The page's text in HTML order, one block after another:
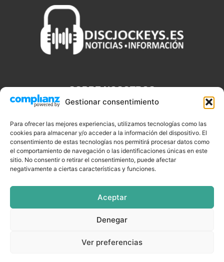
Gestionar consentimiento
Para ofrecer las mejores experiencias, utilizamos tecnologías como las
cookies para almacenar y/o acceder a la información del dispositivo. El
consentimiento de estas tecnologías nos permitirá procesar datos como
el comportamiento de navegación o las identificaciones únicas en este
sitio. No consentir o retirar el consentimiento, puede afectar
negativamente a ciertas características y funciones.
Aceptar
Denegar
Ver preferencias
SOBRE NOSOTROS
que necesitas saber sobre noticias, novedades, tecnologías y
aplicaciones que te ayudaran a ser un mejor Djs.
SÍGUENOS
EQUIPAMIENTO EVENTOS
TUTORIALES